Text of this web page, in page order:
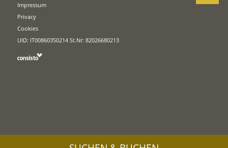
Impressum
Privacy
Cookies
UID: IT00860350214 St.Nr: 82026680213